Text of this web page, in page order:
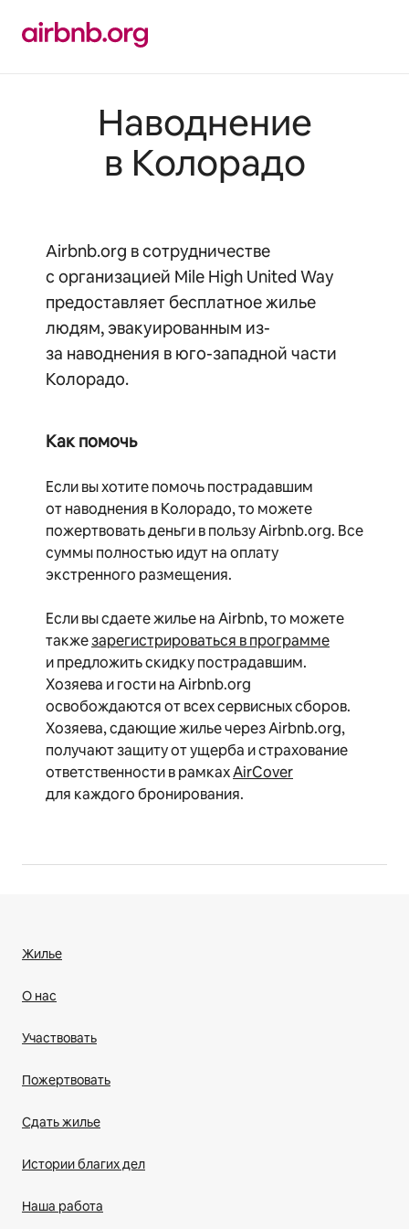
перейти
Наводнение
в Колорадо
Airbnb.org в сотрудничестве
с организацией Mile High United Way
предоставляет бесплатное жилье
людям, эвакуированным из-
за наводнения в юго-западной части
Колорадо.
Как помочь
Если вы хотите помочь пострадавшим
от наводнения в Колорадо, то можете
пожертвовать деньги в пользу Airbnb.org. Все
суммы полностью идут на оплату
экстренного размещения.
Если вы сдаете жилье на Airbnb, то можете
такжезарегистрироваться в программе
и предложить скидку пострадавшим.
Хозяева и гости на Airbnb.org
освобождаются от всех сервисных сборов.
Хозяева, сдающие жилье через Airbnb.org,
получают защиту от ущерба и страхование
ответственности в рамкахAirCover
для каждого бронирования.
Жилье
О нас
Участвовать
Пожертвовать
Сдать жилье
Истории благих дел
Наша работа